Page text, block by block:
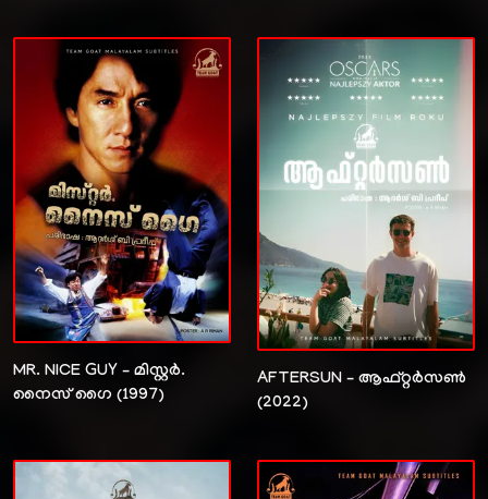
MR. NICE GUY – മിസ്റ്റർ.
നൈസ് ഗൈ (1997)
AFTERSUN – ആഫ്റ്റർസൺ
(2022)